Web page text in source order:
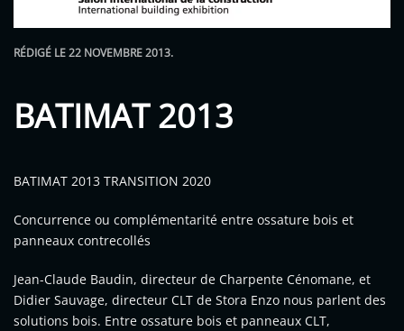
RÉDIGÉ LE22 NOVEMBRE 2013.
BATIMAT 2013
BATIMAT 2013 TRANSITION 2020
Concurrence ou complémentarité entre ossature bois et
panneaux contrecollés
Jean-Claude Baudin, directeur de Charpente Cénomane, et
Didier Sauvage, directeur CLT de Stora Enzo nous parlent des
solutions bois. Entre ossature bois et panneaux CLT,